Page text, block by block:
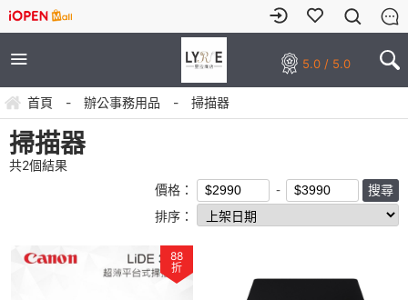
5.0 / 5.0
首頁 - 辦公事務用品 - 掃描器
掃描器
共2個結果
價格：
排序：
88
折